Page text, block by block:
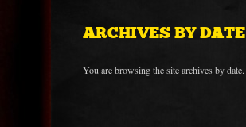
ARCHIVES BY DATE
You are browsing the site archives by date.